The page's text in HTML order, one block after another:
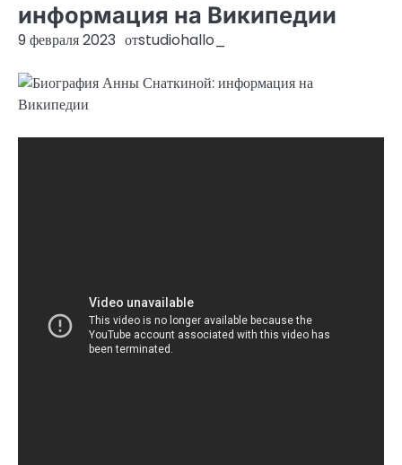
информация на Википедии
9 февраля 2023 отstudiohallo_